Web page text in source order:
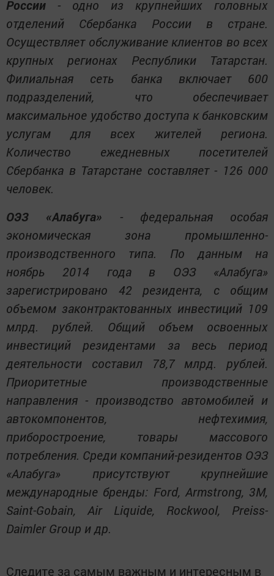
России - одно из крупнейших головных
отделений Сбербанка России в стране.
Осуществляет обслуживание клиентов во всех
крупных регионах Республики Татарстан.
Филиальная сеть банка включает 600
подразделений, что обеспечивает
максимальное удобство доступа к банковским
услугам для всех жителей региона.
Количество ежедневных посетителей
Сбербанка в Татарстане составляет - 126 000
человек.
ОЭЗ «Алабуга» - федеральная особая
экономическая зона промышленно-
производственного типа. По данным на
ноябрь 2014 года в ОЭЗ «Алабуга»
зарегистрировано 42 резидента, с общим
объемом законтрактованных инвестиций 109
млрд. рублей. Общий объем освоенных
инвестиций резидентами за весь период
деятельности составил 78,7 млрд. рублей.
Приоритетные производственные
направления - производство автомобилей и
автокомпонентов, нефтехимия,
приборостроение, товары массового
потребления. Среди компаний-резидентов ОЭЗ
«Алабуга» присутствуют крупнейшие
международные бренды: Ford, Armstrong, 3М,
Saint-Gobain, Air Liquide, Rockwool, Preiss-
Daimler Group и др.
Следите за самым важным и интересным в